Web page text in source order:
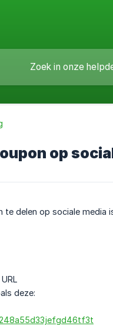
op
te delen op sociale
deze: